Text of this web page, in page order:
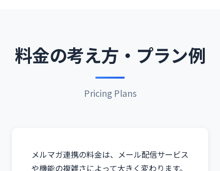
料金の考え方・プラン例
Pricing Plans
メルマガ連携の料金は、メール配信サービス
や機能の複雑さによって大きく変わります。